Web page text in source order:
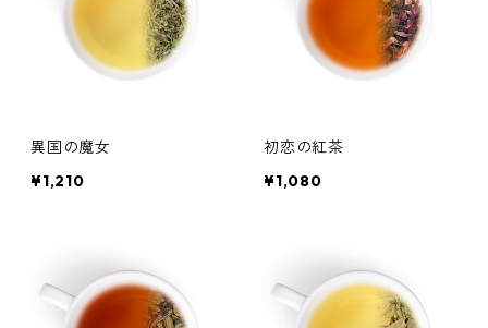
異国の魔女
¥1,210
初恋の紅茶
¥1,080